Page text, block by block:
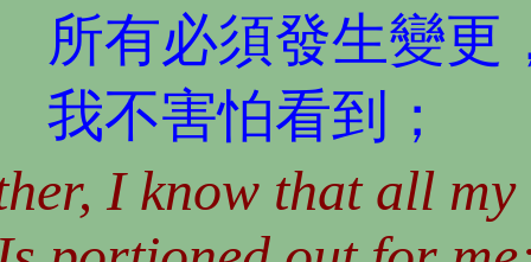
所有必須發生變更
我不害怕看到；
I know that all